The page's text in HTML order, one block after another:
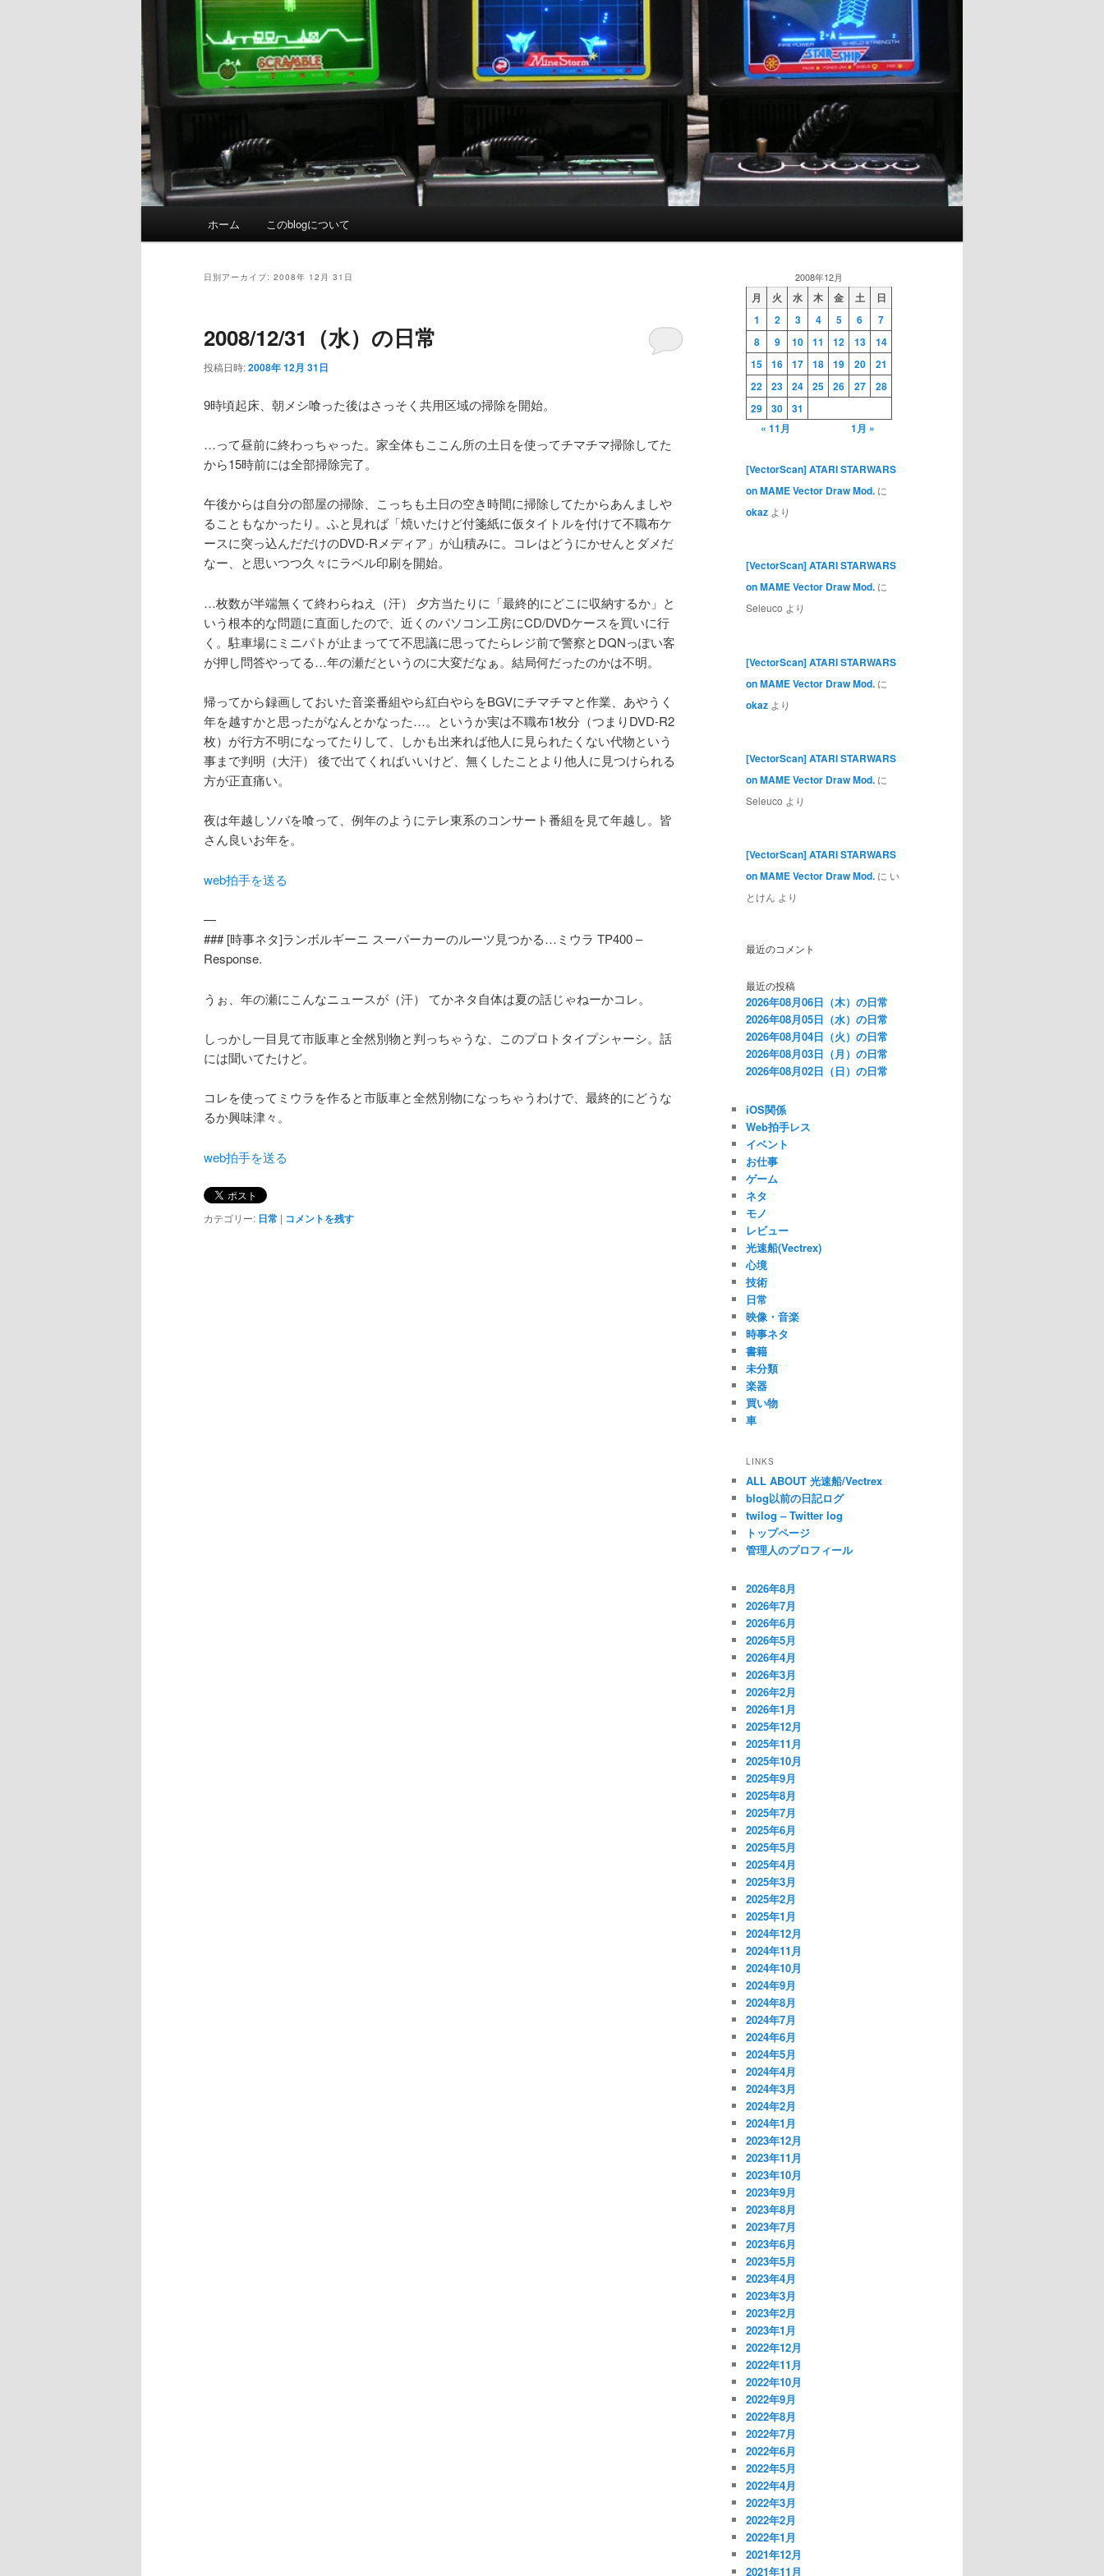
ホーム このblogについて
日別アーカイブ: 2008年 12月 31日
2008/12/31（水）の日常
投稿日時:2008年 12月 31日
9時頃起床、朝メシ喰った後はさっそく共用区域の掃除を開始。
…って昼前に終わっちゃった。家全体もここん所の土日を使ってチマチマ掃除してた
から15時前には全部掃除完了。
午後からは自分の部屋の掃除、こっちも土日の空き時間に掃除してたからあんましや
ることもなかったり。ふと見れば「焼いたけど付箋紙に仮タイトルを付けて不職布ケ
ースに突っ込んだだけのDVD-Rメディア」が山積みに。コレはどうにかせんとダメだ
なー、と思いつつ久々にラベル印刷を開始。
…枚数が半端無くて終わらねえ（汗） 夕方当たりに「最終的にどこに収納するか」と
いう根本的な問題に直面したので、近くのパソコン工房にCD/DVDケースを買いに行
く。駐車場にミニパトが止まってて不思議に思ってたらレジ前で警察とDQNっぽい客
が押し問答やってる…年の瀬だというのに大変だなぁ。結局何だったのかは不明。
帰ってから録画しておいた音楽番組やら紅白やらをBGVにチマチマと作業、あやうく
年を越すかと思ったがなんとかなった…。というか実は不職布1枚分（つまりDVD-R2
枚）が行方不明になってたりして、しかも出来れば他人に見られたくない代物という
事まで判明（大汗） 後で出てくればいいけど、無くしたことより他人に見つけられる
方が正直痛い。
夜は年越しソバを喰って、例年のようにテレ東系のコンサート番組を見て年越し。皆
さん良いお年を。
web拍手を送る
—
### [時事ネタ]ランボルギーニ スーパーカーのルーツ見つかる…ミウラ TP400 –
Response.
うぉ、年の瀬にこんなニュースが（汗） てかネタ自体は夏の話じゃねーかコレ。
しっかし一目見て市販車と全然別物と判っちゃうな、このプロトタイプシャーシ。話
には聞いてたけど。
コレを使ってミウラを作ると市販車と全然別物になっちゃうわけで、最終的にどうな
るか興味津々。
web拍手を送る
カテゴリー: 日常 | コメントを残す
2008年12月
月 火 水 木 金 土
日
1
2 3 4 5 6
7
8
9 10 11 12 13
14
15
16 17 18 19 20
21
22
23 24 25 26 27
28
29
30
31
« 11月
1月 »
[VectorScan] ATARI STARWARS
on MAME Vector Draw Mod. に
okaz より
[VectorScan] ATARI STARWARS
on MAME Vector Draw Mod. に
Seleuco より
[VectorScan] ATARI STARWARS
on MAME Vector Draw Mod. に
okaz より
[VectorScan] ATARI STARWARS
on MAME Vector Draw Mod. に
Seleuco より
[VectorScan] ATARI STARWARS
on MAME Vector Draw Mod. に い
とけん より
最近のコメント
最近の投稿
2026年08月06日（木）の日常
2026年08月05日（水）の日常
2026年08月04日（火）の日常
2026年08月03日（月）の日常
2026年08月02日（日）の日常
iOS関係
Web拍手レス
イベント
お仕事
ゲーム
ネタ
モノ
レビュー
光速船(Vectrex)
心境
技術
日常
映像・音楽
時事ネタ
書籍
未分類
楽器
買い物
車
LINKS
ALL ABOUT 光速船/Vectrex
blog以前の日記ログ
twilog – Twitter log
トップページ
管理人のプロフィール
2026年8月
2026年7月
2026年6月
2026年5月
2026年4月
2026年3月
2026年2月
2026年1月
2025年12月
2025年11月
2025年10月
2025年9月
2025年8月
2025年7月
2025年6月
2025年5月
2025年4月
2025年3月
2025年2月
2025年1月
2024年12月
2024年11月
2024年10月
2024年9月
2024年8月
2024年7月
2024年6月
2024年5月
2024年4月
2024年3月
2024年2月
2024年1月
2023年12月
2023年11月
2023年10月
2023年9月
2023年8月
2023年7月
2023年6月
2023年5月
2023年4月
2023年3月
2023年2月
2023年1月
2022年12月
2022年11月
2022年10月
2022年9月
2022年8月
2022年7月
2022年6月
2022年5月
2022年4月
2022年3月
2022年2月
2022年1月
2021年12月
2021年11月